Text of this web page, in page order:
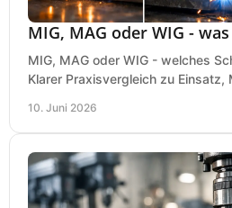
MIG, MAG oder WIG -
MIG, MAG oder WIG - welches
Klarer Praxisvergleich zu Einsatz,
10. Juni 2026